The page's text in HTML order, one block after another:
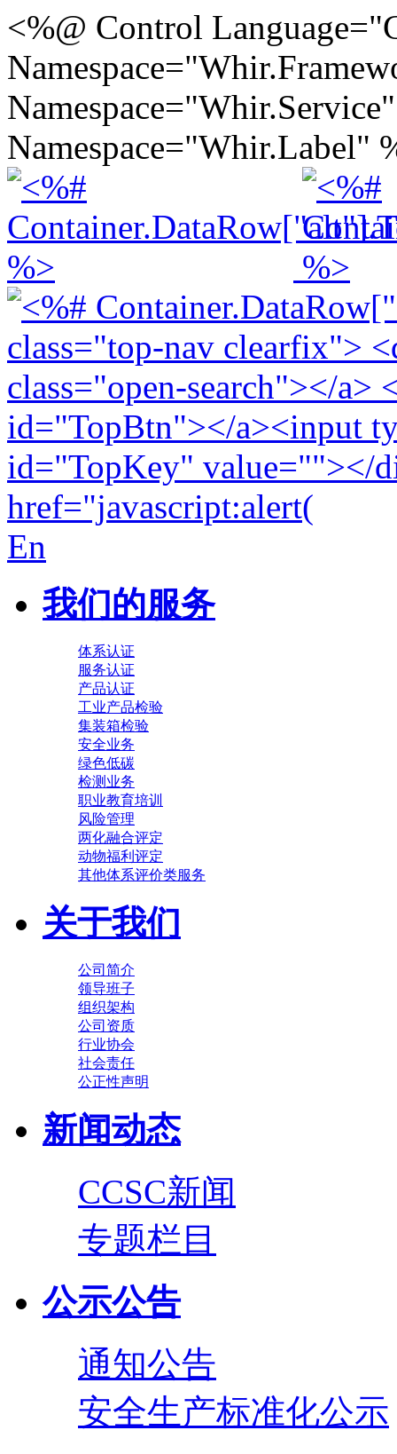
<%@ Control
Namespace="Whir.Label"
En
我们的服务
体系认证
服务认证
产品认证
工业产品检验
集装箱检验
安全业务
绿色低碳
检测业务
职业教育培训
风险管理
两化融合评定
动物福利评定
其他体系评价类服务
关于我们
公司简介
领导班子
组织架构
公司资质
行业协会
社会责任
公正性声明
新闻动态
CCSC新闻
专题栏目
公示公告
通知公告
安全生产标准化公示